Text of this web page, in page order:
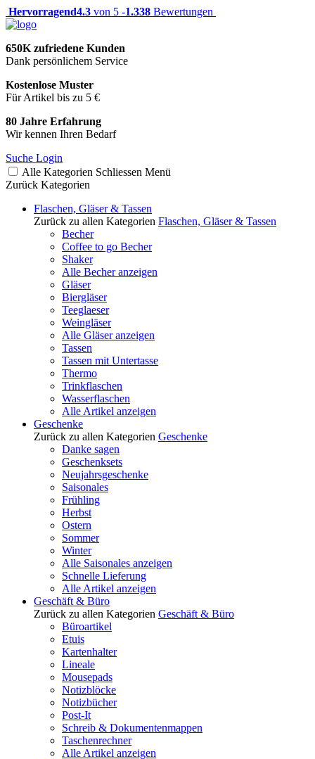
Hervorragend4.3 von 5 -1.338 Bewertungen
650K zufriedene Kunden
Dank persönlichem Service
Kostenlose Muster
Für Artikel bis zu 5 €
80 Jahre Erfahrung
Wir kennen Ihren Bedarf
Suche Login
Alle Kategorien Schliessen Menü
Zurück Kategorien
Flaschen, Gläser & Tassen
Zurück zu allen Kategorien Flaschen, Gläser & Tassen
Becher
Coffee to go Becher
Shaker
Alle Becher anzeigen
Gläser
Biergläser
Teeglaeser
Weingläser
Alle Gläser anzeigen
Tassen
Tassen mit Untertasse
Thermo
Trinkflaschen
Wasserflaschen
Alle Artikel anzeigen
Geschenke
Zurück zu allen Kategorien Geschenke
Danke sagen
Geschenksets
Neujahrsgeschenke
Saisonales
Frühling
Herbst
Ostern
Sommer
Winter
Alle Saisonales anzeigen
Schnelle Lieferung
Alle Artikel anzeigen
Geschäft & Büro
Zurück zu allen Kategorien Geschäft & Büro
Büroartikel
Etuis
Kartenhalter
Lineale
Mousepads
Notizblöcke
Notizbücher
Post-It
Schreib & Dokumentenmappen
Taschenrechner
Alle Artikel anzeigen